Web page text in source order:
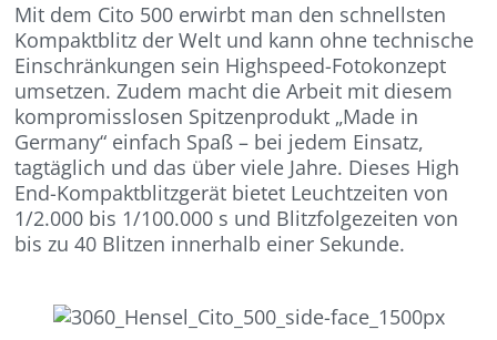
Mit dem Cito 500 erwirbt man den schnellsten
Kompaktblitz der Welt und kann ohne technische
Einschränkungen sein Highspeed-Fotokonzept
umsetzen. Zudem macht die Arbeit mit diesem
kompromisslosen Spitzenprodukt „Made in
Germany“ einfach Spaß – bei jedem Einsatz,
tagtäglich und das über viele Jahre. Dieses High
End-Kompaktblitzgerät bietet Leuchtzeiten von
1/2.000 bis 1/100.000 s und Blitzfolgezeiten von
bis zu 40 Blitzen innerhalb einer Sekunde.